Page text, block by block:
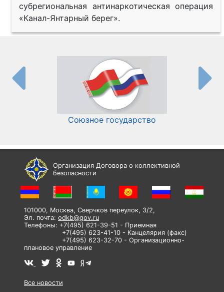
субрегиональная антинаркотическая операция
«Канал-Янтарный берег».
Союзное государство
Организация Договора о коллективной
безопасности
101000, Москва, Сверчков переулок, 3/2,
Эл. почта: odkb@gov.ru
Телефоны: +7(495) 621-39-51 - Приемная
+7(495) 623-41-10 - Канцелярия (факс)
+7(495) 623-32-70 - Организационно-
плановое управление
Все новости